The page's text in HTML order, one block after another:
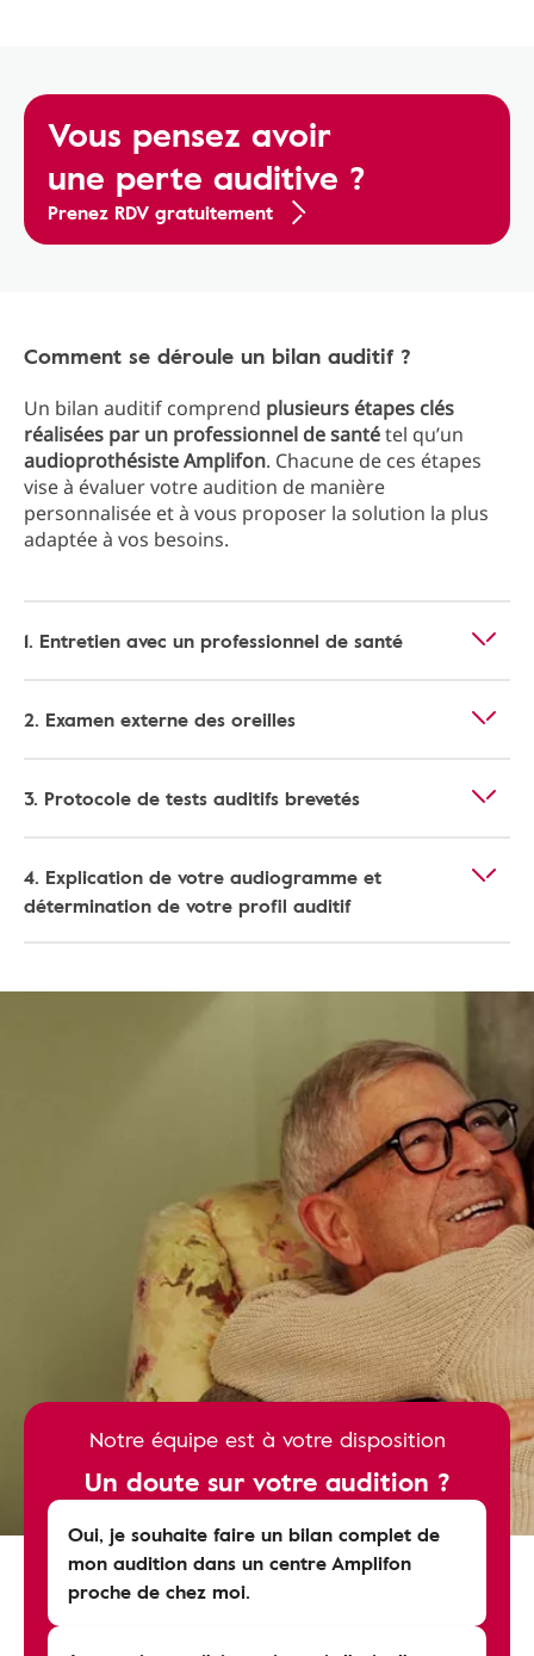
Vous pensez avoir
une perte auditive ?
Prenez RDV gratuitement
Comment se déroule un bilan auditif ?
Un bilan auditif comprend plusieurs étapes clés
réalisées par un professionnel de santétel qu’un
audioprothésiste Amplifon. Chacune de ces étapes
vise à évaluer votre audition de manière
personnalisée et à vous proposer la solution la plus
adaptée à vos besoins.
1. Entretien avec un professionnel de santé
2. Examen externe des oreilles
3. Protocole de tests auditifs brevetés
4. Explication de votre audiogramme et
détermination de votre profil auditif
Notre équipe est à votre disposition
Un doute sur votre audition ?
Oui, je souhaite faire un bilan complet de
mon audition dans un centre Amplifon
proche de chez moi.